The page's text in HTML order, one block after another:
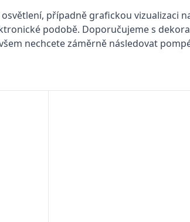
případně grafickou vizualizaci
podobě. Doporučujeme s
nechcete záměrně následovat